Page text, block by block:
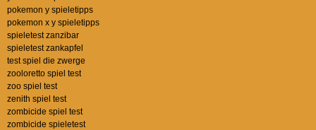
pokemon y spieletipps
pokemon x y spieletipps
spieletest zanzibar
spieletest zankapfel
test spiel die zwerge
zooloretto spiel test
zoo spiel test
zenith spiel test
zombicide spiel test
zombicide spieletest